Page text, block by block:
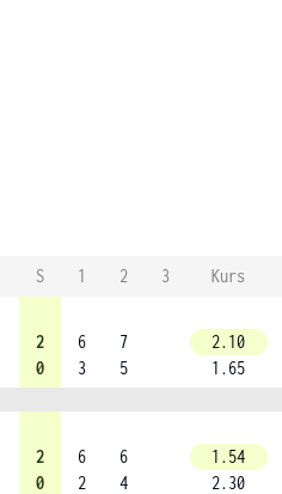
S 1 2 3
Kurs
2
0
6
3
7
5
2.10
1.65
2
0
6
2
6
4
1.54
2.30